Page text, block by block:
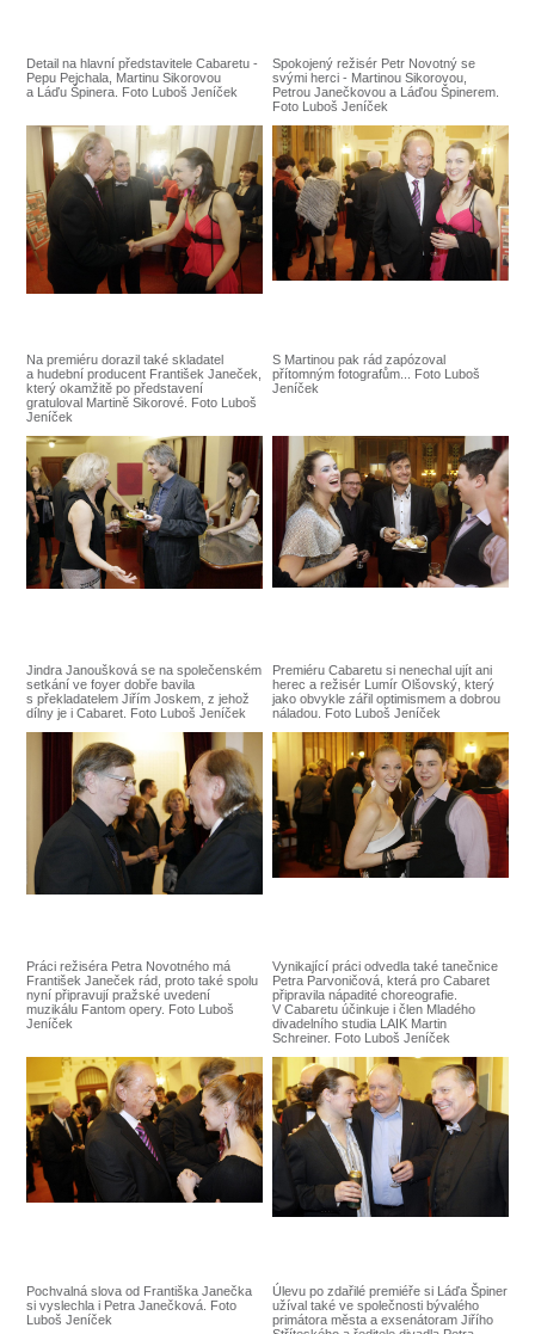
Detail na hlavní představitele Cabaretu -
Pepu Pejchala, Martinu Sikorovou
a Láďu Špinera. Foto Luboš Jeníček
Spokojený režisér Petr Novotný se
svými herci - Martinou Sikorovou,
Petrou Janečkovou a Láďou Špinerem.
Foto Luboš Jeníček
Na premiéru dorazil také skladatel
a hudební producent František Janeček,
který okamžitě po představení
gratuloval Martině Sikorové. Foto Luboš
Jeníček
S Martinou pak rád zapózoval
přítomným fotografům... Foto Luboš
Jeníček
Jindra Janoušková se na společenském
setkání ve foyer dobře bavila
s překladatelem Jiřím Joskem, z jehož
dílny je i Cabaret. Foto Luboš Jeníček
Premiéru Cabaretu si nenechal ujít ani
herec a režisér Lumír Olšovský, který
jako obvykle zářil optimismem a dobrou
náladou. Foto Luboš Jeníček
Práci režiséra Petra Novotného má
František Janeček rád, proto také spolu
nyní připravují pražské uvedení
muzikálu Fantom opery. Foto Luboš
Jeníček
Vynikající práci odvedla také tanečnice
Petra Parvoničová, která pro Cabaret
připravila nápadité choreografie.
V Cabaretu účinkuje i člen Mladého
divadelního studia LAIK Martin
Schreiner. Foto Luboš Jeníček
Pochvalná slova od Františka Janečka
si vyslechla i Petra Janečková. Foto
Luboš Jeníček
Úlevu po zdařilé premiéře si Láďa Špiner
užíval také ve společnosti bývalého
primátora města a exsenátoram Jiřího